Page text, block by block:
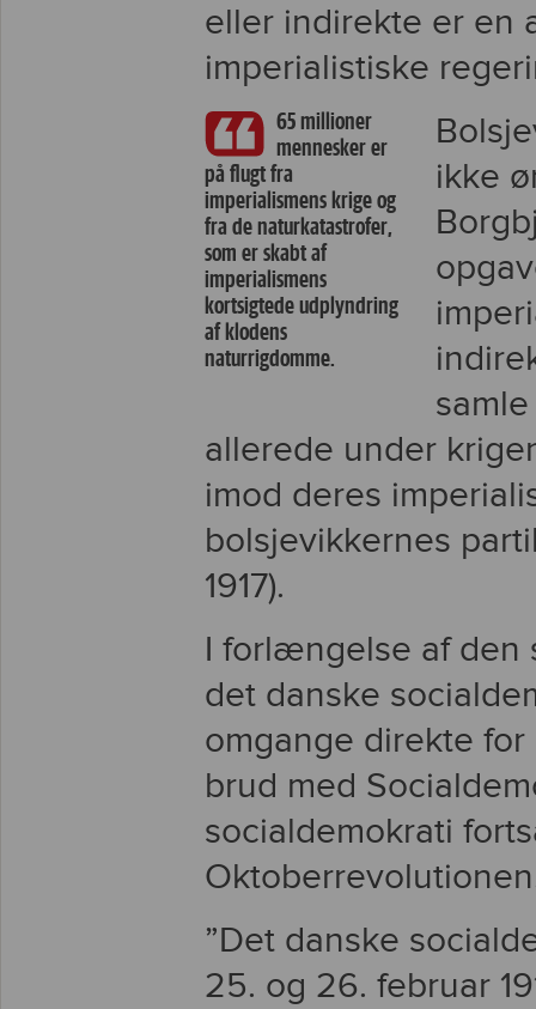
eller indirekte er en
imperialistiske
65 millioner
mennesker er
på flugt fra
imperialismens krige og
fra de naturkatastrofer,
som er skabt af
imperialismens
kortsigtede udplyndring
af klodens
naturrigdomme.
ikke
allerede under
imod deres
bolsjevikkernes
1917).
I forlængelse af den
det danske
omgange direkte
brud med
socialdemokrati
”Det danske
25. og 26. februar